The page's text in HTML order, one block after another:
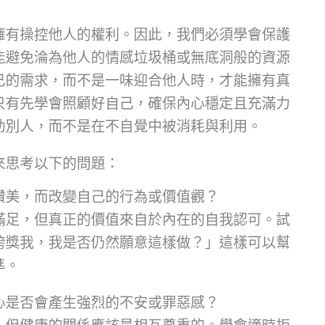
操控他人的權利。因此，我們必須學會保護
免淪為他人的情感垃圾桶或無底洞般的資源
需求，而不是一味迎合他人時，才能擁有真
先學會照顧好自己，確保內心穩定且充滿力
人，而不是在不自覺中被消耗與利用。
考以下的問題：
，而改變自己的行為或價值觀？
，但真正的價值來自於內在的自我認可。試
我，我是否仍然願意這樣做？」這樣可以幫
否會產生強烈的不安或罪惡感？